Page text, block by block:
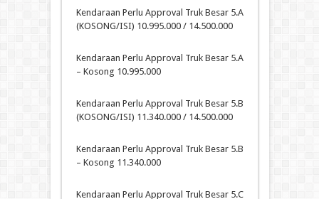
Kendaraan Perlu Approval Truk Besar 5.A
(KOSONG/ISI) 10.995.000 / 14.500.000
Kendaraan Perlu Approval Truk Besar 5.A
– Kosong 10.995.000
Kendaraan Perlu Approval Truk Besar 5.B
(KOSONG/ISI) 11.340.000 / 14.500.000
Kendaraan Perlu Approval Truk Besar 5.B
– Kosong 11.340.000
Kendaraan Perlu Approval Truk Besar 5.C